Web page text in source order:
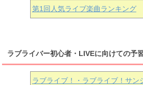
第1回人気ライブ楽曲ランキング
ラブライバー初心者・LIVEに向けての予
ラブライブ！・ラブライブ！サン